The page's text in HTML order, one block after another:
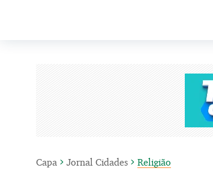
Capa Jornal Cidades Religião